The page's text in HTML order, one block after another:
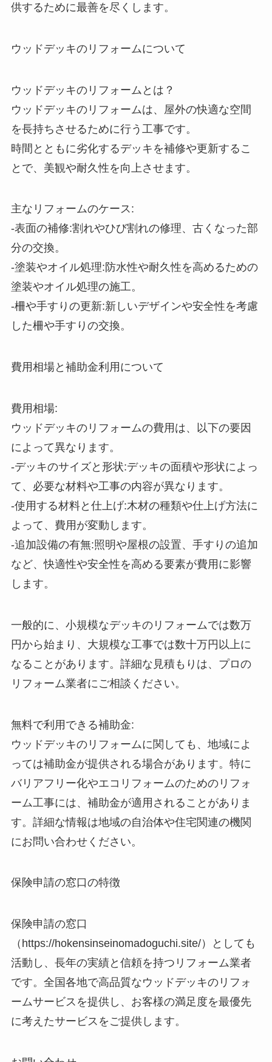
供するために最善を尽くします。
ウッドデッキのリフォームについて
ウッドデッキのリフォームとは？
ウッドデッキのリフォームは、屋外の快適な空間
を長持ちさせるために行う工事です。
時間とともに劣化するデッキを補修や更新するこ
とで、美観や耐久性を向上させます。
主なリフォームのケース:
-表面の補修:割れやひび割れの修理、古くなった部
分の交換。
-塗装やオイル処理:防水性や耐久性を高めるための
塗装やオイル処理の施工。
-柵や手すりの更新:新しいデザインや安全性を考慮
した柵や手すりの交換。
費用相場と補助金利用について
費用相場:
ウッドデッキのリフォームの費用は、以下の要因
によって異なります。
-デッキのサイズと形状:デッキの面積や形状によっ
て、必要な材料や工事の内容が異なります。
-使用する材料と仕上げ:木材の種類や仕上げ方法に
よって、費用が変動します。
-追加設備の有無:照明や屋根の設置、手すりの追加
など、快適性や安全性を高める要素が費用に影響
します。
一般的に、小規模なデッキのリフォームでは数万
円から始まり、大規模な工事では数十万円以上に
なることがあります。詳細な見積もりは、プロの
リフォーム業者にご相談ください。
無料で利用できる補助金:
ウッドデッキのリフォームに関しても、地域によ
っては補助金が提供される場合があります。特に
バリアフリー化やエコリフォームのためのリフォ
ーム工事には、補助金が適用されることがありま
す。詳細な情報は地域の自治体や住宅関連の機関
にお問い合わせください。
保険申請の窓口の特徴
保険申請の窓口
（https://hokensinseinomadoguchi.site/）としても
活動し、長年の実績と信頼を持つリフォーム業者
です。全国各地で高品質なウッドデッキのリフォ
ームサービスを提供し、お客様の満足度を最優先
に考えたサービスをご提供します。